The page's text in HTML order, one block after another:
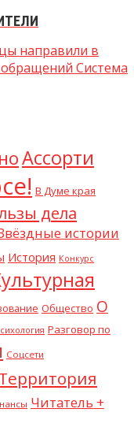
направили в
Система
Ассорти
В Думе края
дела
истории
История Конкурс
Общество О
Разговор по
Соцсети
Читатель +